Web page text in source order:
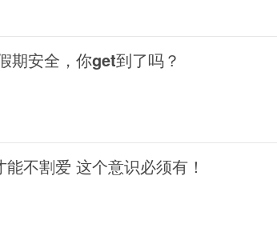
期安全，你get到了吗？
能不割爱 这个意识必须有！